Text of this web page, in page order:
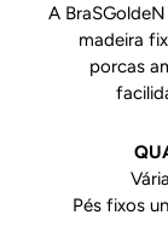
A
madeira
porcas
Pés fixos